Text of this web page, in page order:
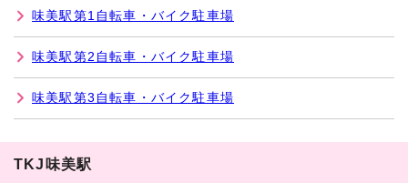
味美駅第1自転車・バイク駐車場
味美駅第2自転車・バイク駐車場
味美駅第3自転車・バイク駐車場
TKJ味美駅